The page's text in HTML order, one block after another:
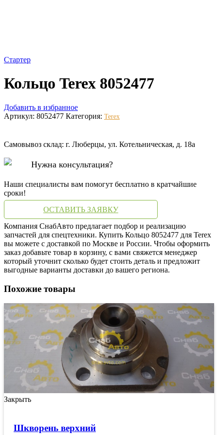
Стартер
Кольцо Terex 8052477
Добавить в избранное
Артикул: 8052477 Категория: Terex
Самовывоз склад: г. Люберцы, ул. Котельническая, д. 18а
Нужна консультация?
Наши специалисты вам помогут бесплатно в кратчайшие
сроки!
ОСТАВИТЬ ЗАЯВКУ
Компания СнабАвто предлагает подбор и реализацию
запчастей для спецтехники. Купить Кольцо 8052477 для Terex
вы можете с доставкой по Москве и России. Чтобы оформить
заказ добавьте товар в корзину, с вами свяжется менеджер
который уточнит сколько будет стоить деталь и предложит
выгодные варианты доставки до вашего региона.
Похожие товары
Закрыть
Шкворень верхний